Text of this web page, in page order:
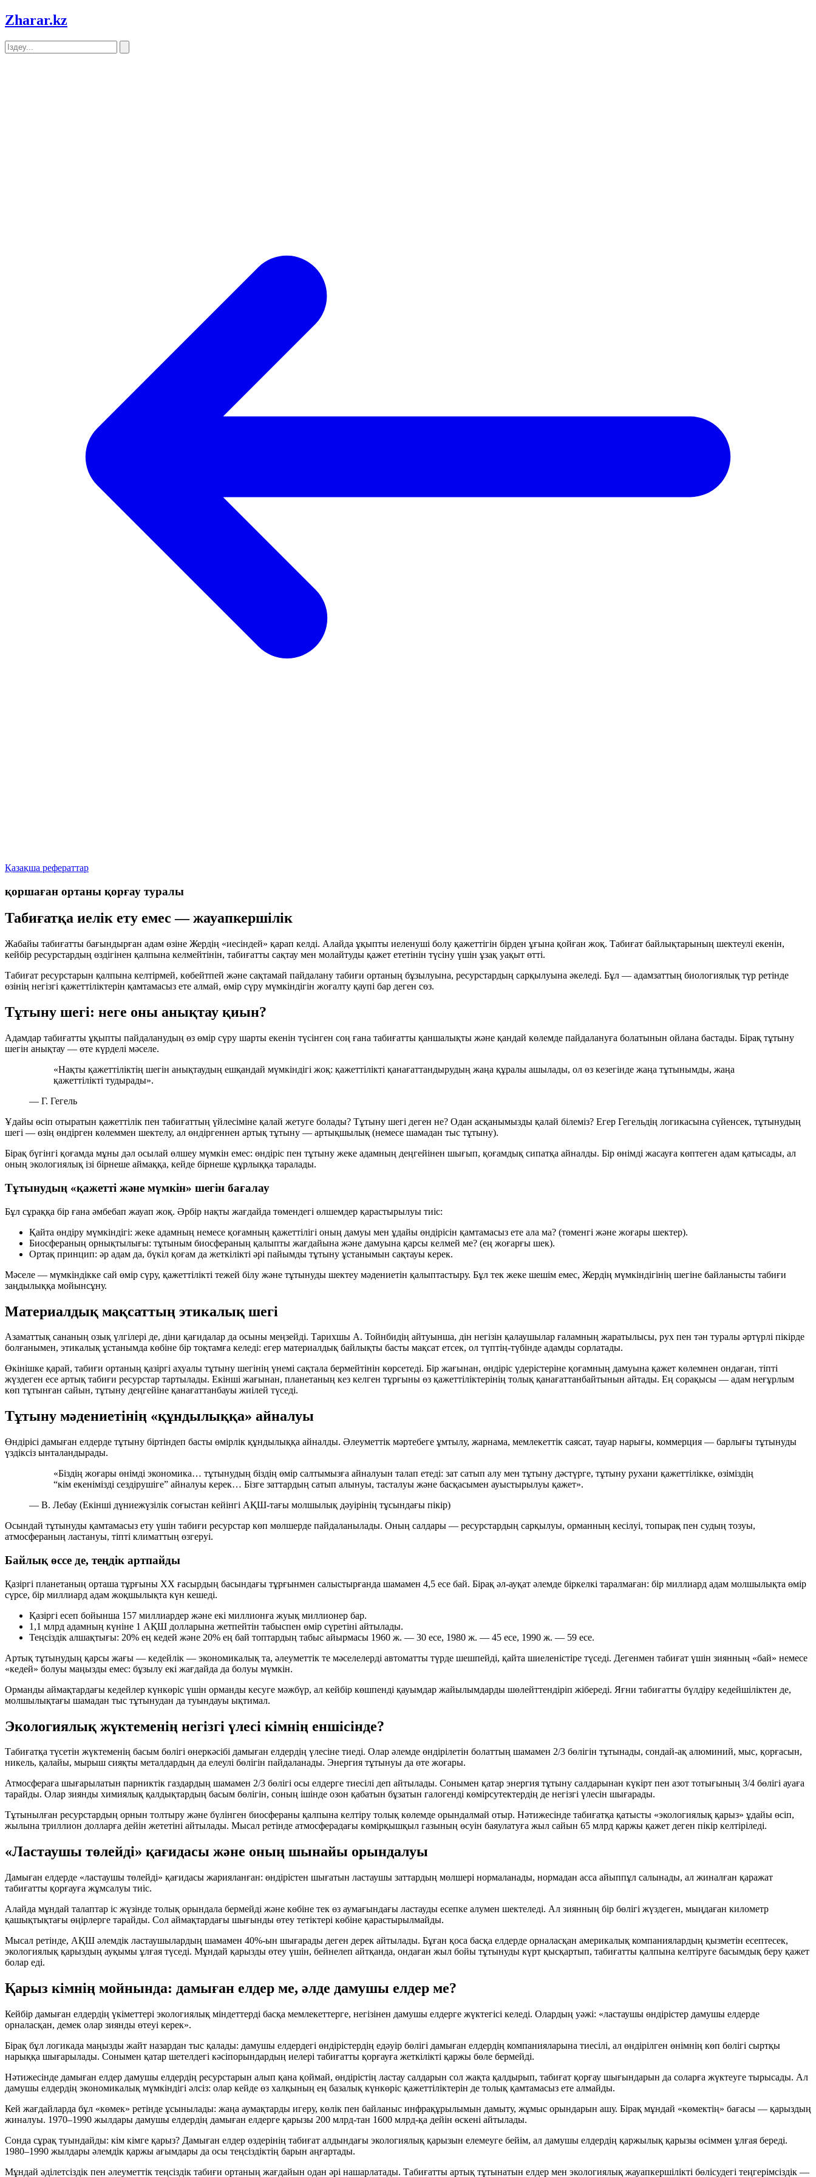
Zharar.kz
Қазақша рефераттар
қоршаған ортаны қорғау туралы
Табиғатқа иелік ету емес — жауапкершілік
Жабайы табиғатты бағындырған адам өзіне Жердің «иесіндей» қарап келді. Алайда ұқыпты иеленуші болу қажеттігін бірден ұғына қойған жоқ. Табиғат байлықтарының шектеулі екенін,
кейбір ресурстардың өздігінен қалпына келмейтінін, табиғатты сақтау мен молайтуды қажет ететінін түсіну үшін ұзақ уақыт өтті.
Табиғат ресурстарын қалпына келтірмей, көбейтпей және сақтамай пайдалану табиғи ортаның бұзылуына, ресурстардың сарқылуына әкеледі. Бұл — адамзаттың биологиялық түр ретінде
өзінің негізгі қажеттіліктерін қамтамасыз ете алмай, өмір сүру мүмкіндігін жоғалту қаупі бар деген сөз.
Тұтыну шегі: неге оны анықтау қиын?
Адамдар табиғатты ұқыпты пайдаланудың өз өмір сүру шарты екенін түсінген соң ғана табиғатты қаншалықты және қандай көлемде пайдалануға болатынын ойлана бастады. Бірақ тұтыну
шегін анықтау — өте күрделі мәселе.
«Нақты қажеттіліктің шегін анықтаудың ешқандай мүмкіндігі жоқ: қажеттілікті қанағаттандырудың жаңа құралы ашылады, ол өз кезегінде жаңа тұтынымды, жаңа
қажеттілікті тудырады».
— Г. Гегель
Ұдайы өсіп отыратын қажеттілік пен табиғаттың үйлесіміне қалай жетуге болады? Тұтыну шегі деген не? Одан асқанымызды қалай білеміз? Егер Гегельдің логикасына сүйенсек, тұтынудың
шегі — өзің өндірген көлеммен шектелу, ал өндіргеннен артық тұтыну — артықшылық (немесе шамадан тыс тұтыну).
Бірақ бүгінгі қоғамда мұны дәл осылай өлшеу мүмкін емес: өндіріс пен тұтыну жеке адамның деңгейінен шығып, қоғамдық сипатқа айналды. Бір өнімді жасауға көптеген адам қатысады, ал
оның экологиялық ізі бірнеше аймаққа, кейде бірнеше құрлыққа таралады.
Тұтынудың «қажетті және мүмкін» шегін бағалау
Бұл сұраққа бір ғана әмбебап жауап жоқ. Әрбір нақты жағдайда төмендегі өлшемдер қарастырылуы тиіс:
Қайта өндіру мүмкіндігі: жеке адамның немесе қоғамның қажеттілігі оның дамуы мен ұдайы өндірісін қамтамасыз ете ала ма? (төменгі және жоғары шектер).
Биосфераның орнықтылығы: тұтыным биосфераның қалыпты жағдайына және дамуына қарсы келмей ме? (ең жоғарғы шек).
Ортақ принцип: әр адам да, бүкіл қоғам да жеткілікті әрі пайымды тұтыну ұстанымын сақтауы керек.
Мәселе — мүмкіндікке сай өмір сүру, қажеттілікті тежей білу және тұтынуды шектеу мәдениетін қалыптастыру. Бұл тек жеке шешім емес, Жердің мүмкіндігінің шегіне байланысты табиғи
заңдылыққа мойынсұну.
Материалдық мақсаттың этикалық шегі
Азаматтық сананың озық үлгілері де, діни қағидалар да осыны меңзейді. Тарихшы А. Тойнбидің айтуынша, дін негізін қалаушылар ғаламның жаратылысы, рух пен тән туралы әртүрлі пікірде
болғанымен, этикалық ұстанымда көбіне бір тоқтамға келеді: егер материалдық байлықты басты мақсат етсек, ол түптің-түбінде адамды сорлатады.
Өкінішке қарай, табиғи ортаның қазіргі ахуалы тұтыну шегінің үнемі сақтала бермейтінін көрсетеді. Бір жағынан, өндіріс үдерістеріне қоғамның дамуына қажет көлемнен ондаған, тіпті
жүздеген есе артық табиғи ресурстар тартылады. Екінші жағынан, планетаның кез келген тұрғыны өз қажеттіліктерінің толық қанағаттанбайтынын айтады. Ең сорақысы — адам неғұрлым
көп тұтынған сайын, тұтыну деңгейіне қанағаттанбауы жиілей түседі.
Тұтыну мәдениетінің «құндылыққа» айналуы
Өндірісі дамыған елдерде тұтыну біртіндеп басты өмірлік құндылыққа айналды. Әлеуметтік мәртебеге ұмтылу, жарнама, мемлекеттік саясат, тауар нарығы, коммерция — барлығы тұтынуды
үздіксіз ынталандырады.
«Біздің жоғары өнімді экономика… тұтынудың біздің өмір салтымызға айналуын талап етеді: зат сатып алу мен тұтыну дәстүрге, тұтыну рухани қажеттілікке, өзіміздің
“кім екенімізді сездірушіге” айналуы керек… Бізге заттардың сатып алынуы, тасталуы және басқасымен ауыстырылуы қажет».
— В. Лебау (Екінші дүниежүзілік соғыстан кейінгі АҚШ-тағы молшылық дәуірінің тұсындағы пікір)
Осындай тұтынуды қамтамасыз ету үшін табиғи ресурстар көп мөлшерде пайдаланылады. Оның салдары — ресурстардың сарқылуы, орманның кесілуі, топырақ пен судың тозуы,
атмосфераның ластануы, тіпті климаттың өзгеруі.
Байлық өссе де, теңдік артпайды
Қазіргі планетаның орташа тұрғыны XX ғасырдың басындағы тұрғынмен салыстырғанда шамамен 4,5 есе бай. Бірақ әл-ауқат әлемде біркелкі таралмаған: бір миллиард адам молшылықта өмір
сүрсе, бір миллиард адам жоқшылықта күн кешеді.
Қазіргі есеп бойынша 157 миллиардер және екі миллионға жуық миллионер бар.
1,1 млрд адамның күніне 1 АҚШ долларына жетпейтін табыспен өмір сүретіні айтылады.
Теңсіздік алшақтығы: 20% ең кедей және 20% ең бай топтардың табыс айырмасы 1960 ж. — 30 есе, 1980 ж. — 45 есе, 1990 ж. — 59 есе.
Артық тұтынудың қарсы жағы — кедейлік — экономикалық та, әлеуметтік те мәселелерді автоматты түрде шешпейді, қайта шиеленістіре түседі. Дегенмен табиғат үшін зиянның «бай» немесе
«кедей» болуы маңызды емес: бұзылу екі жағдайда да болуы мүмкін.
Орманды аймақтардағы кедейлер күнкөріс үшін орманды кесуге мәжбүр, ал кейбір көшпенді қауымдар жайылымдарды шөлейттендіріп жібереді. Яғни табиғатты бүлдіру кедейшіліктен де,
молшылықтағы шамадан тыс тұтынудан да туындауы ықтимал.
Экологиялық жүктеменің негізгі үлесі кімнің еншісінде?
Табиғатқа түсетін жүктеменің басым бөлігі өнеркәсібі дамыған елдердің үлесіне тиеді. Олар әлемде өндірілетін болаттың шамамен 2/3 бөлігін тұтынады, сондай-ақ алюминий, мыс, қорғасын,
никель, қалайы, мырыш сияқты металдардың да елеулі бөлігін пайдаланады. Энергия тұтынуы да өте жоғары.
Атмосфераға шығарылатын парниктік газдардың шамамен 2/3 бөлігі осы елдерге тиесілі деп айтылады. Сонымен қатар энергия тұтыну салдарынан күкірт пен азот тотығының 3/4 бөлігі ауаға
тарайды. Олар зиянды химиялық қалдықтардың басым бөлігін, соның ішінде озон қабатын бұзатын галогенді көмірсутектердің де негізгі үлесін шығарады.
Тұтынылған ресурстардың орнын толтыру және бүлінген биосфераны қалпына келтіру толық көлемде орындалмай отыр. Нәтижесінде табиғатқа қатысты «экологиялық қарыз» ұдайы өсіп,
жылына триллион долларға дейін жететіні айтылады. Мысал ретінде атмосферадағы көмірқышқыл газының өсуін баяулатуға жыл сайын 65 млрд қаржы қажет деген пікір келтіріледі.
«Ластаушы төлейді» қағидасы және оның шынайы орындалуы
Дамыған елдерде «ластаушы төлейді» қағидасы жарияланған: өндірістен шығатын ластаушы заттардың мөлшері нормаланады, нормадан асса айыппұл салынады, ал жиналған қаражат
табиғатты қорғауға жұмсалуы тиіс.
Алайда мұндай талаптар іс жүзінде толық орындала бермейді және көбіне тек өз аумағындағы ластауды есепке алумен шектеледі. Ал зиянның бір бөлігі жүздеген, мыңдаған километр
қашықтықтағы өңірлерге тарайды. Сол аймақтардағы шығынды өтеу тетіктері көбіне қарастырылмайды.
Мысал ретінде, АҚШ әлемдік ластаушылардың шамамен 40%-ын шығарады деген дерек айтылады. Бұған қоса басқа елдерде орналасқан америкалық компаниялардың қызметін есептесек,
экологиялық қарыздың ауқымы ұлғая түседі. Мұндай қарызды өтеу үшін, бейнелеп айтқанда, ондаған жыл бойы тұтынуды күрт қысқартып, табиғатты қалпына келтіруге басымдық беру қажет
болар еді.
Қарыз кімнің мойнында: дамыған елдер ме, әлде дамушы елдер ме?
Кейбір дамыған елдердің үкіметтері экологиялық міндеттерді басқа мемлекеттерге, негізінен дамушы елдерге жүктегісі келеді. Олардың уәжі: «ластаушы өндірістер дамушы елдерде
орналасқан, демек олар зиянды өтеуі керек».
Бірақ бұл логикада маңызды жайт назардан тыс қалады: дамушы елдердегі өндірістердің едәуір бөлігі дамыған елдердің компанияларына тиесілі, ал өндірілген өнімнің көп бөлігі сыртқы
нарыққа шығарылады. Сонымен қатар шетелдегі кәсіпорындардың иелері табиғатты қорғауға жеткілікті қаржы бөле бермейді.
Нәтижесінде дамыған елдер дамушы елдердің ресурстарын алып қана қоймай, өндірістің ластау салдарын сол жақта қалдырып, табиғат қорғау шығындарын да соларға жүктеуге тырысады. Ал
дамушы елдердің экономикалық мүмкіндігі әлсіз: олар кейде өз халқының ең базалық күнкөріс қажеттіліктерін де толық қамтамасыз ете алмайды.
Кей жағдайларда бұл «көмек» ретінде ұсынылады: жаңа аумақтарды игеру, көлік пен байланыс инфрақұрылымын дамыту, жұмыс орындарын ашу. Бірақ мұндай «көмектің» бағасы — қарыздың
жиналуы. 1970–1990 жылдары дамушы елдердің дамыған елдерге қарызы 200 млрд-тан 1600 млрд-қа дейін өскені айтылады.
Сонда сұрақ туындайды: кім кімге қарыз? Дамыған елдер өздерінің табиғат алдындағы экологиялық қарызын елемеуге бейім, ал дамушы елдердің қаржылық қарызы өсіммен ұлғая береді.
1980–1990 жылдары әлемдік қаржы ағымдары да осы теңсіздіктің барын аңғартады.
Мұндай әділетсіздік пен әлеуметтік теңсіздік табиғи ортаның жағдайын одан әрі нашарлатады. Табиғатты артық тұтынатын елдер мен экологиялық жауапкершілікті бөлісудегі теңгерімсіздік —